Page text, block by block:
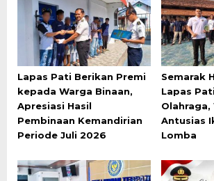
Lapas Pati Berikan Premi
kepada Warga Binaan,
Apresiasi Hasil
Pembinaan Kemandirian
Periode Juli 2026
Semarak
Lapas
Olahraga,
Antusias
Lomba